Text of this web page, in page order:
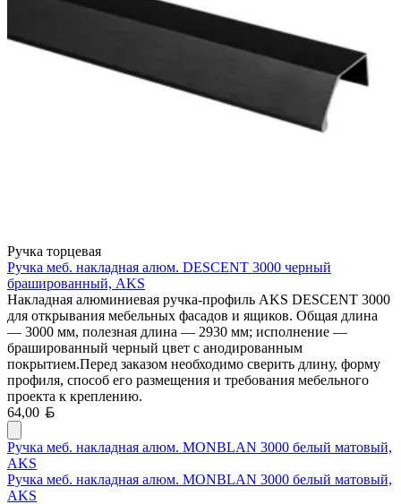
Ручка торцевая
Ручка меб. накладная алюм. DESCENT 3000 черный
брашированный, AKS
Накладная алюминиевая ручка-профиль AKS DESCENT 3000
для открывания мебельных фасадов и ящиков. Общая длина
— 3000 мм, полезная длина — 2930 мм; исполнение —
брашированный черный цвет с анодированным
покрытием.Перед заказом необходимо сверить длину, форму
профиля, способ его размещения и требования мебельного
проекта к креплению.
64,00
Ручка меб. накладная алюм. MONBLAN 3000 белый матовый,
AKS
Ручка меб. накладная алюм. MONBLAN 3000 белый матовый,
AKS